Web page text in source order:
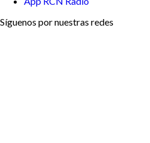
Síguenos por nuestras redes